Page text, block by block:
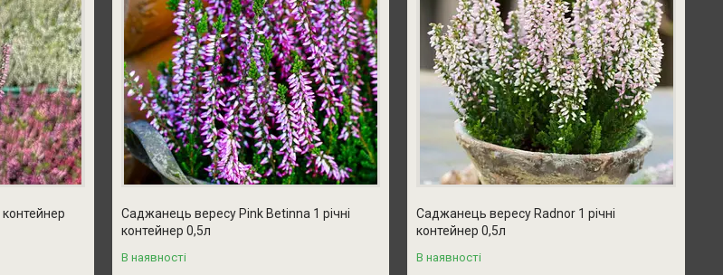
Саджанець вересу Pink Betinna 1 річні
контейнер 0,5л
В наявності
Саджанець вересу Radnor 1 річні
контейнер 0,5л
В наявності